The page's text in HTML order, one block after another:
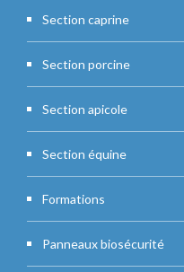
Section caprine
Section porcine
Section apicole
Section équine
Formations
Panneaux biosécurité